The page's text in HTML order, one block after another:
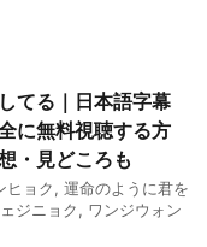
てる｜日本語字幕
に無料視聴する方
・見どころも
ヒョク, 運命のように君を
ジニョク, ワンジウォン